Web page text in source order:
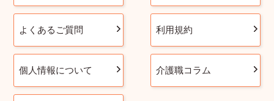
よくあるご質問 利用規約
個人情報について 介護職コラム